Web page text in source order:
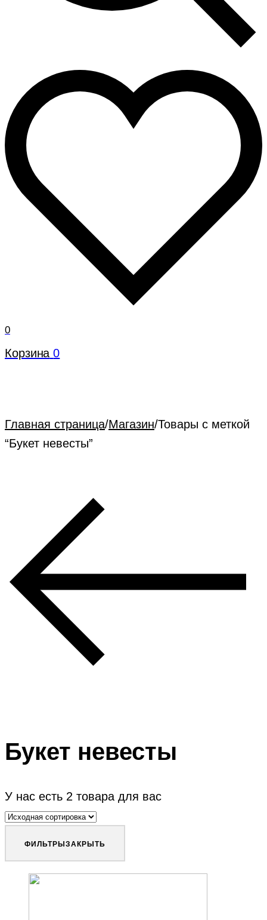
0
Корзина 0
Главная страница/Магазин/Товары с меткой
“Букет невесты”
Букет невесты
У нас есть 2 товара для вас
ФИЛЬТРЫЗАКРЫТЬ